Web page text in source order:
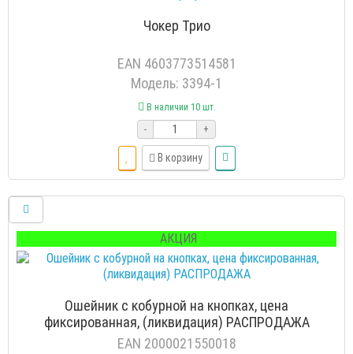
Чокер Трио
EAN 4603773514581
Модель: 3394-1
В наличии 10 шт.
-
+
В корзину
АКЦИЯ
Ошейник с кобурной на кнопках, цена
фиксированная, (ликвидация) РАСПРОДАЖА
EAN 2000021550018